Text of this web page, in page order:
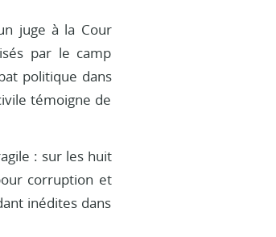
juge à la Cour
par le camp
politique dans
témoigne de
: sur les huit
corruption et
inédites dans